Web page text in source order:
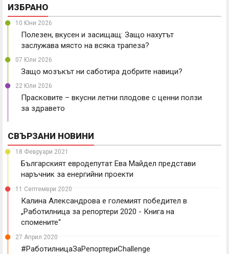
ИЗБРАНО
10 Юни 2026
Полезен, вкусен и засищащ: Защо нахутът
заслужава място на всяка трапеза?
07 Юли 2026
Защо мозъкът ни саботира добрите навици?
22 Юли 2026
Прасковите – вкусни летни плодове с ценни ползи
за здравето
СВЪРЗАНИ НОВИНИ
18 Февруари 2021
Българският евродепутат Ева Майдел представи
наръчник за енергийни проекти
11 Септември 2020
Калина Александрова е големият победител в
„Работилница за репортери 2020 - Книга на
спомените“
27 Април 2020
#РаботилницаЗаРепортериChallenge